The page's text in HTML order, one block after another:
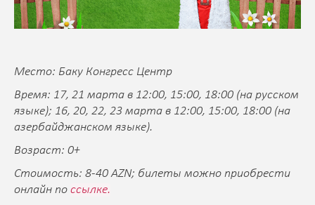
Место: Баку Конгресс Центр
Время: 17, 21 марта в 12:00, 15:00, 18:00 (на русском
языке); 16, 20, 22, 23 марта в 12:00, 15:00, 18:00 (на
азербайджанском языке).
Возраст: 0+
Стоимость: 8-40 AZN; билеты можно приобрести
онлайн по ссылке.